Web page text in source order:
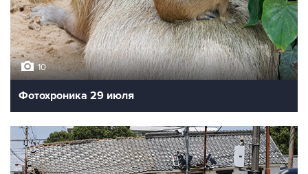
10
Фотохроника 29 июля